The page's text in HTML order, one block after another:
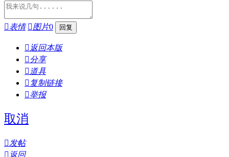
表情 图片0
 返回本版
分享
 道具
 复制链接
举报
取消
发帖
 返回